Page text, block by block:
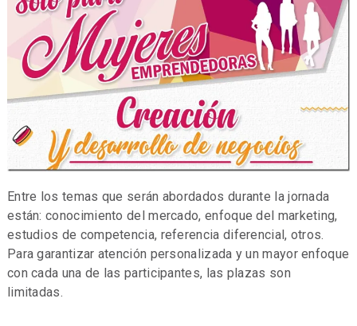
Entre los temas que serán abordados durante la jornada
están: conocimiento del mercado, enfoque del marketing,
estudios de competencia, referencia diferencial, otros.
Para garantizar atención personalizada y un mayor enfoque
con cada una de las participantes, las plazas son
limitadas.